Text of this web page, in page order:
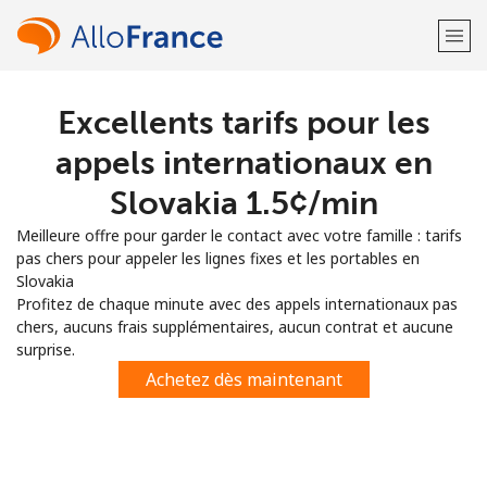
Bienvenue!
Vous avez déjà un compte?
S'enregistrer avec
ou
Excellents tarifs pour les
appels internationaux en
Slovakia ⁦1.5¢⁩/min
Meilleure offre pour garder le contact avec votre famille : tarifs
pas chers pour appeler les lignes fixes et les portables en
Slovakia
Profitez de chaque minute avec des appels internationaux pas
chers, aucuns frais supplémentaires, aucun contrat et aucune
surprise.
Achetez dès maintenant